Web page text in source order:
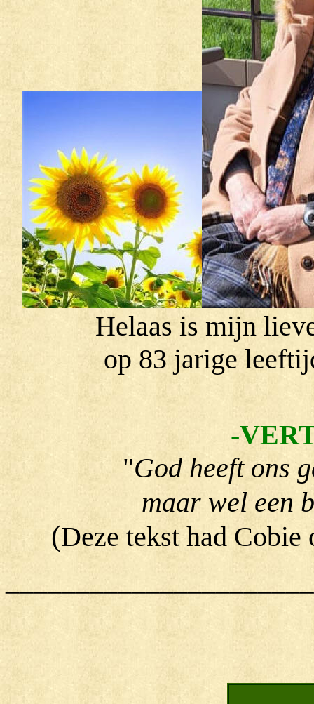
Helaas is mijn
op 83 jarige
-
"God heeft ons
maar wel een
(Deze tekst had Cobie